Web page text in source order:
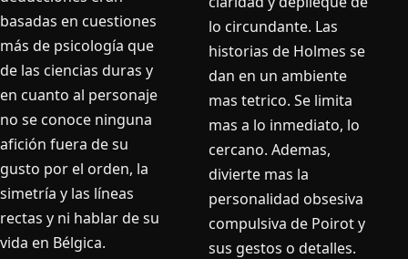
basadas en cuestiones
más de psicología que
de las ciencias duras y
en cuanto al personaje
no se conoce ninguna
afición fuera de su
gusto por el orden, la
simetría y las líneas
rectas y ni hablar de su
vida en Bélgica.
lo circundante. Las
historias de Holmes se
dan en un ambiente
mas tetrico. Se limita
mas a lo inmediato, lo
cercano. Ademas,
divierte mas la
personalidad obsesiva
compulsiva de Poirot y
sus gestos o detalles.